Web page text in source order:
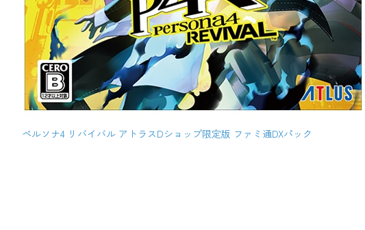
ペルソナ4 リバイバル アトラスDショップ限定版 ファミ通DXパック